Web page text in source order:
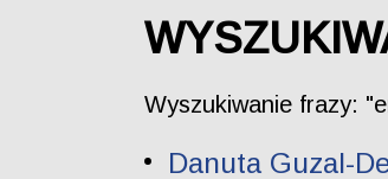
Wyszukiwanie frazy:
Danuta Guzal-